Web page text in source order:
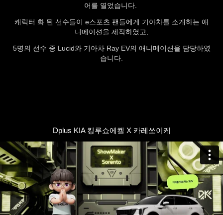
어를 열었습니다.
캐릭터 화 된 선수들이 e스포츠 팬들에게 기아차를 소개하는 애
니메이션을 제작하였고,
5명의 선수 중 Lucid와 기아차 Ray EV의 애니메이션을 담당하였
습니다.
Dplus KIA 킹루쇼에켈 X 카레쏘이케